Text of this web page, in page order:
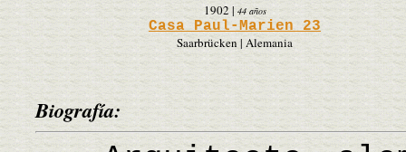
1902 | 44 años
Casa Paul-Marien 23
Saarbrücken | Alemania
Biografía: